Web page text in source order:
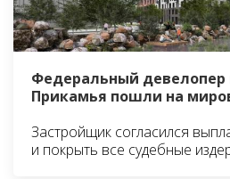
Федеральный девелопер
Прикамья пошли на
Застройщик согласился
и покрыть все судебные